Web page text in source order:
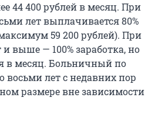
44 400 рублей в месяц. При
лет выплачивается 80%
59 200 рублей). При
выше — 100% заработка, но
в месяц. Больничный по
восьми лет с недавних пор
размере вне зависимости